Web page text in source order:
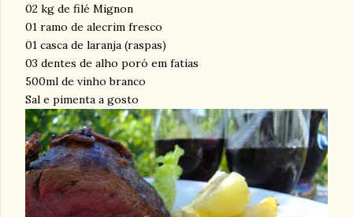
02 kg de filé Mignon
01 ramo de alecrim fresco
01 casca de laranja (raspas)
03 dentes de alho poró em fatias
500ml de vinho branco
Sal e pimenta a gosto